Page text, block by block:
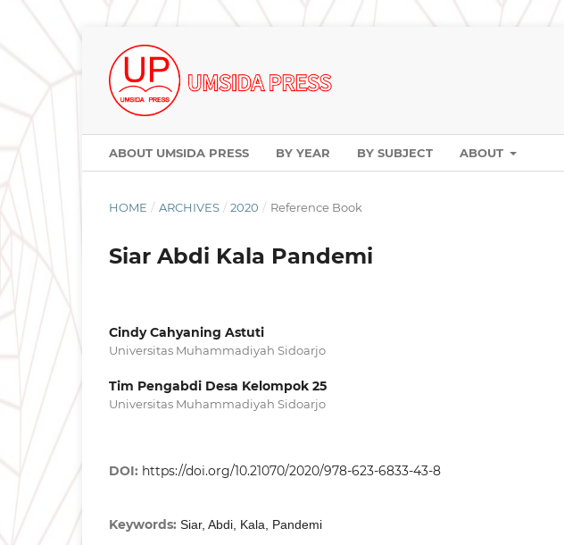
ABOUT UMSIDA PRESS BY YEAR BY SUBJECT ABOUT
HOME / ARCHIVES / 2020 / Reference Book
Siar Abdi Kala Pandemi
Cindy Cahyaning Astuti
Universitas Muhammadiyah Sidoarjo
Tim Pengabdi Desa Kelompok 25
Universitas Muhammadiyah Sidoarjo
DOI: https://doi.org/10.21070/2020/978-623-6833-43-8
Keywords: Siar, Abdi, Kala, Pandemi